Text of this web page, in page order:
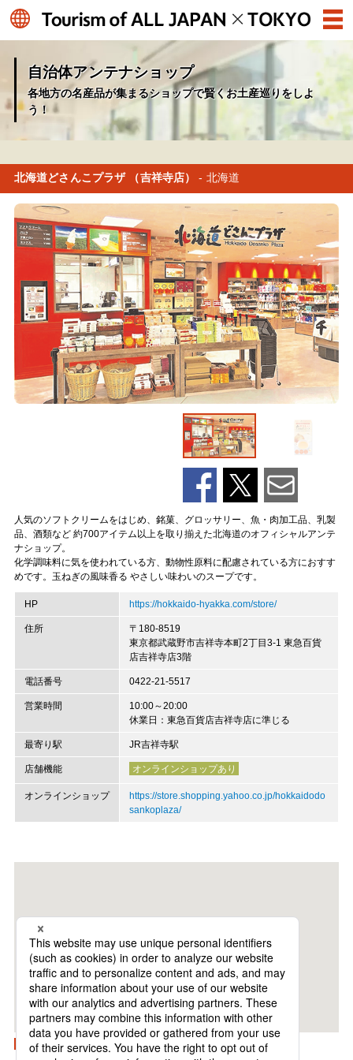
自治体アンテナショップ
各地方の名産品が集まるショップで賢くお土産巡りをしよ
う！
北海道どさんこプラザ （吉祥寺店）- 北海道
人気のソフトクリームをはじめ、銘菓、グロッサリー、魚・肉加工品、乳製
品、酒類など 約700アイテム以上を取り揃えた北海道のオフィシャルアンテ
ナショップ。
化学調味料に気を使われている方、動物性原料に配慮されている方におすす
めです。玉ねぎの風味香る やさしい味わいのスープです。
HP https://hokkaido-hyakka.com/store/
住所
〒180-8519
東京都武蔵野市吉祥寺本町2丁目3-1 東急百貨
店吉祥寺店3階
電話番号 0422-21-5517
営業時間
10:00～20:00
休業日：東急百貨店吉祥寺店に準じる
最寄り駅 JR吉祥寺駅
店舗機能 オンラインショップあり
オンラインショップ
https://store.shopping.yahoo.co.jp/hokkaidodo
sankoplaza/
Googleマップで開く